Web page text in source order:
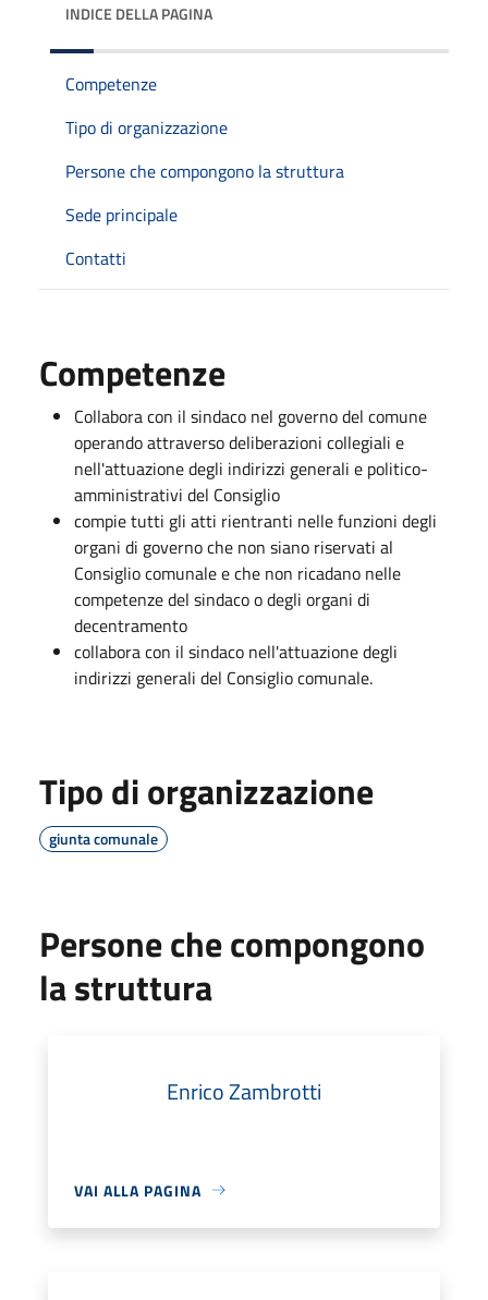
INDICE DELLA PAGINA
Competenze
Tipo di organizzazione
Persone che compongono la struttura
Sede principale
Contatti
Competenze
Collabora con il sindaco nel governo del comune
operando attraverso deliberazioni collegiali e
nell'attuazione degli indirizzi generali e politico-
amministrativi del Consiglio
compie tutti gli atti rientranti nelle funzioni degli
organi di governo che non siano riservati al
Consiglio comunale e che non ricadano nelle
competenze del sindaco o degli organi di
decentramento
collabora con il sindaco nell'attuazione degli
indirizzi generali del Consiglio comunale.
Tipo di organizzazione
giunta comunale
Persone che compongono
la struttura
Enrico Zambrotti
VAI ALLA PAGINA